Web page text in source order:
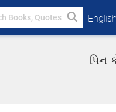
English
પિન